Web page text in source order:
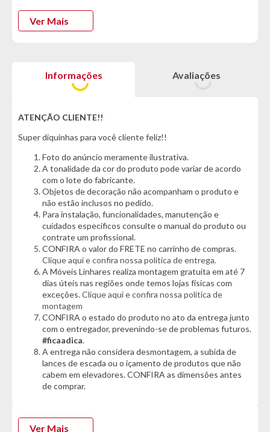
Suportando até 110kg, seu assento largo e confortável é ideal
para momentos de lazer, garantindo a melhor experiência para
um charme rústico que complementa qualquer estilo de
Invista e leve um toque de classe para sua casa, unindo
- Marca: Ebba
- Modelo: Eiffel
- Capacidade: 110kg (cada)
- Material do Assento: Polipropileno
- Estrutura: Pés em Madeira com Perfil de Aço
- Caramelo/Marfim
Características Cadeira:
- Suporta Até 110kg
- Assento largo e confortável
- Assento em Polipropileno
- Pés Fixos em Madeira com Perfil de Aço
- Acabamento em Pintura Epóxi-Pó
- Sapatas Plástica
Dimensões da Cadeira:
- Altura: 81cm
- Largura: 43cm
Garantia do fornecedor: 3 meses (Se conter vidro ou espelho
Ver Mais
Informações Avaliações
ATENÇÃO CLIENTE!!
Super diquinhas para você cliente feliz!!
Foto do anúncio meramente ilustrativa.
A tonalidade da cor do produto pode variar de acordo
com o lote do fabricante.
Objetos de decoração não acompanham o produto e
não estão inclusos no pedido.
Para instalação, funcionalidades, manutenção e
cuidados específicos consulte o manual do produto ou
contrate um profissional.
CONFIRA o valor do FRETE no carrinho de compras.
Clique aqui e confira nossa política de entrega.
A Móveis Linhares realiza montagem gratuita em até 7
dias úteis nas regiões onde temos lojas físicas com
exceções.Clique aqui e confira nossa política de
montagem
CONFIRA o estado do produto no ato da entrega junto
com o entregador, prevenindo-se de problemas futuros.
#ficaadica.
A entrega não considera desmontagem, a subida de
lances de escada ou o içamento de produtos que não
cabem em elevadores. CONFIRA as dimensões antes
de comprar.
Ver Mais